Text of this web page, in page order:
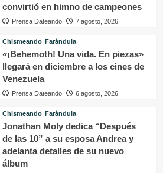
convirtió en himno de campeones
Prensa Dateando 7 agosto, 2026
Chismeando Farándula
«¡Behemoth! Una vida. En piezas»
llegará en diciembre a los cines de
Venezuela
Prensa Dateando 6 agosto, 2026
Chismeando Farándula
Jonathan Moly dedica “Después
de las 10” a su esposa Andrea y
adelanta detalles de su nuevo
álbum